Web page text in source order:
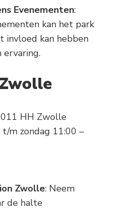
Evenementen:
kan het park
invloed kan hebben
ervaring.
HH Zwolle
t/m zondag 11:00 –
Zwolle: Neem
de halte